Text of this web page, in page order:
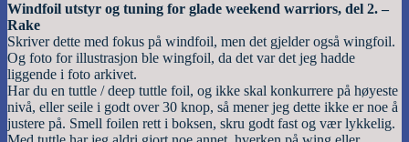
Windfoil utstyr og tuning for glade weekend warriors, del 2. –
Rake
Skriver dette med fokus på windfoil, men det gjelder også wingfoil.
Og foto for illustrasjon ble wingfoil, da det var det jeg hadde
liggende i foto arkivet.
Har du en tuttle / deep tuttle foil, og ikke skal konkurrere på høyeste
nivå, eller seile i godt over 30 knop, så mener jeg dette ikke er noe å
justere på. Smell foilen rett i boksen, skru godt fast og vær lykkelig.